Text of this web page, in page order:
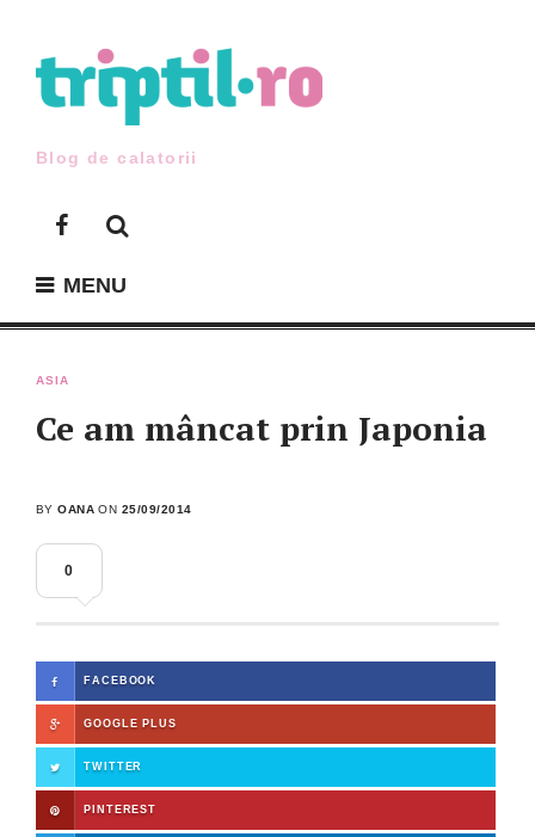
content
Blog de calatorii
Facebook
MENU
ASIA
Ce am mâncat prin Japonia
BYOANA ON 25/09/2014
0
FACEBOOK
GOOGLE PLUS
TWITTER
PINTEREST